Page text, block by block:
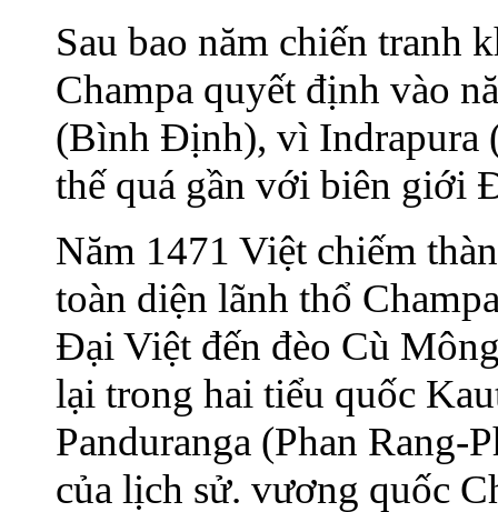
Sau bao năm chiến tranh
Champa quyết định vào
(Bình Định), vì Indrapura
thế quá gần với biên giới
Năm 1471 Việt chiếm
toàn diện lãnh thổ
Đại Việt đến đèo Cù
lại trong hai tiểu quốc
Panduranga (Phan Rang-
của lịch sử. vương quốc